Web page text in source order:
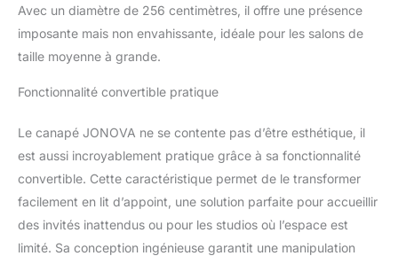
convertible tiroir, Coffre
de rangement intégré,
clients satisfaits - Plus
de 2 millions de clients
Avec un diamètre de 256 centimètres, il offre une présence
imposante mais non envahissante, idéale pour les salons de
taille moyenne à grande.
Fonctionnalité convertible pratique
Le canapé JONOVA ne se contente pas d’être esthétique, il
est aussi incroyablement pratique grâce à sa fonctionnalité
convertible. Cette caractéristique permet de le transformer
facilement en lit d’appoint, une solution parfaite pour accueillir
des invités inattendus ou pour les studios où l’espace est
limité. Sa conception ingénieuse garantit une manipulation